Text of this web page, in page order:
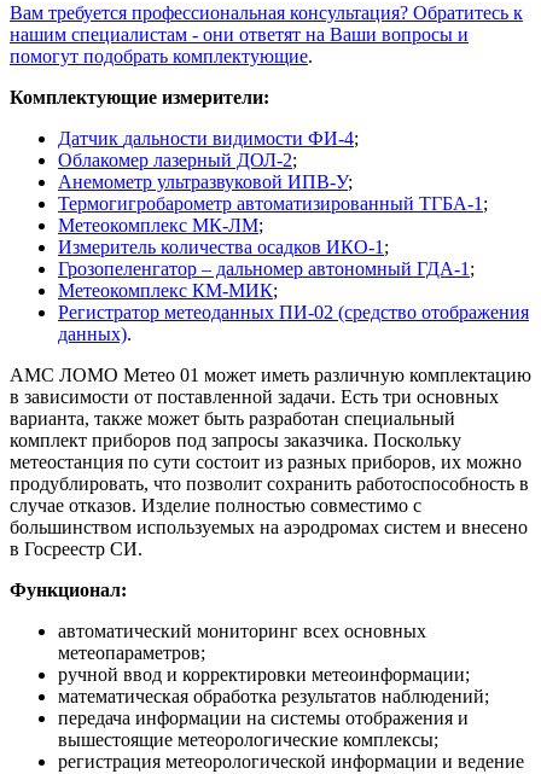
Вам требуется профессиональная консультация? Обратитесь к
нашим специалистам - они ответят на Ваши вопросы и
помогут подобрать комплектующие.
Комплектующие измерители:
Датчик дальности видимости ФИ-4;
Облакомер лазерный ДОЛ-2;
Анемометр ультразвуковой ИПВ-У;
Термогигробарометр автоматизированный ТГБА-1 ;
Метеокомплекс МК-ЛМ;
Измеритель количества осадков ИКО-1 ;
Грозопеленгатор – дальномер автономный ГДА-1 ;
Метеокомплекс КМ-МИК;
Регистратор метеоданных ПИ-02 (средство отображения
данных).
АМС ЛОМО Метео 01 может иметь различную комплектацию
в зависимости от поставленной задачи. Есть три основных
варианта, также может быть разработан специальный
комплект приборов под запросы заказчика. Поскольку
метеостанция по сути состоит из разных приборов, их можно
продублировать, что позволит сохранить работоспособность в
случае отказов. Изделие полностью совместимо с
большинством используемых на аэродромах систем и внесено
в Госреестр СИ.
Функционал:
автоматический мониторинг всех основных
метеопараметров;
ручной ввод и корректировки метеоинформации;
математическая обработка результатов наблюдений;
передача информации на системы отображения и
вышестоящие метеорологические комплексы;
регистрация метеорологической информации и ведение